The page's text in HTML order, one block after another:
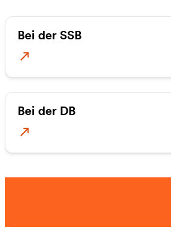
Bei der SSB
Zur SSB WochenTicket
Bei der DB
Deutschland-Ticket Job bei